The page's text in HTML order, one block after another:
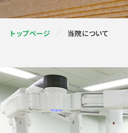
トップページ 当院について